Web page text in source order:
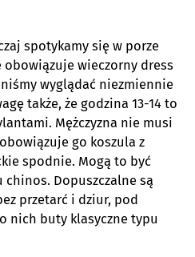
spotykamy się w porze
wieczorny dress
wyglądać niezmiennie
także, że godzina 13-14 to
Mężczyzna nie musi
go koszula z
spodnie. Mogą to być
Dopuszczalne są
przetarć i dziur, pod
nich buty klasyczne typu